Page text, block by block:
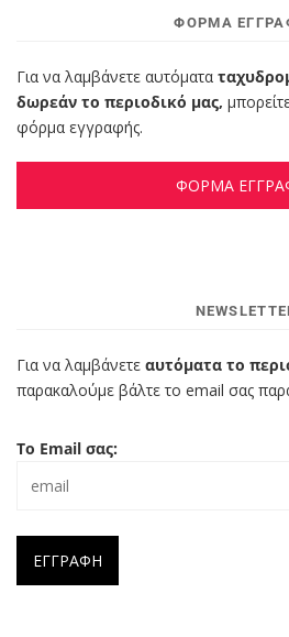
ΦΌΡΜΑ
Για να λαμβάνετε αυτόματα
δωρεάν το περιοδικό μας,
φόρμα εγγραφής.
ΦΟΡΜΑ
Για να λαμβάνετε αυτόματα το
παρακαλούμε βάλτε το email σας
Το Email σας: